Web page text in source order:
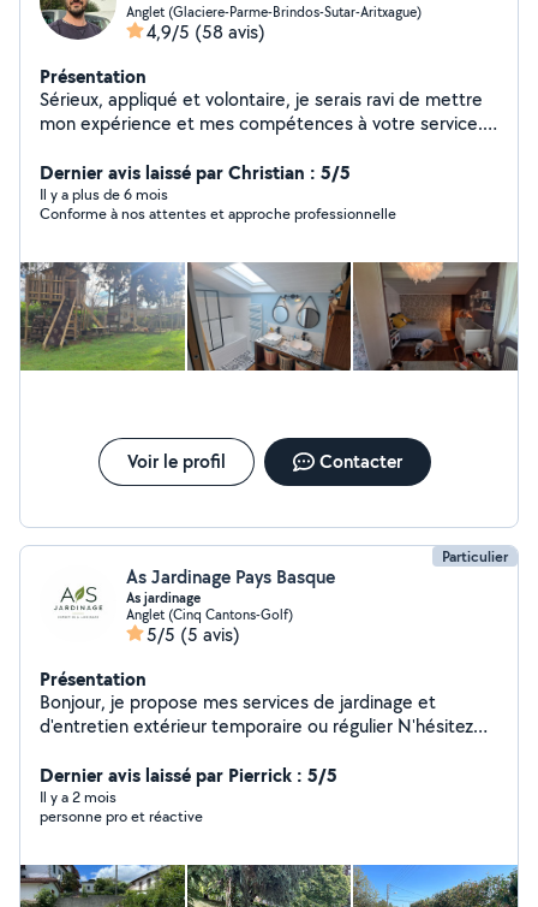
Anglet (Glaciere-Parme-Brindos-Sutar-Aritxague)
4,9/5 (58 avis)
Présentation
Sérieux, appliqué et volontaire, je serais ravi de mettre
mon expérience et mes compétences à votre service.
clavier et souris pour me lancer avec passion et
application dans divers travaux, autant en intérieur qu'en
extérieur. N'hésitez pas à me faire confiance ou a me
Dernier avis laissé par Christian : 5/5
Il y a plus de 6 mois
Conforme à nos attentes et approche professionnelle
Voir le profil Contacter
Particulier
As Jardinage Pays Basque
As jardinage
Anglet (Cinq Cantons-Golf)
5/5 (5 avis)
Présentation
Bonjour, je propose mes services de jardinage et
d'entretien extérieur temporaire ou régulier N'hésitez
(anglet/bayonne/biarritz/cambo les bains/et aux
alentours)
Dernier avis laissé par Pierrick : 5/5
Il y a 2 mois
personne pro et réactive